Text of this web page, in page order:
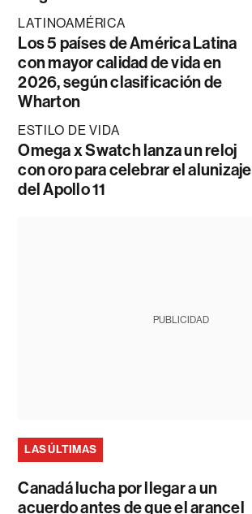
LATINOAMÉRICA
Los 5 países de América Latina
con mayor calidad de vida en
2026, según clasificación de
Wharton
ESTILO DE VIDA
Omega x Swatch lanza un reloj
con oro para celebrar el alunizaje
del Apollo 11
PUBLICIDAD
LAS ÚLTIMAS
Canadá lucha por llegar a un
acuerdo antes de que el arancel